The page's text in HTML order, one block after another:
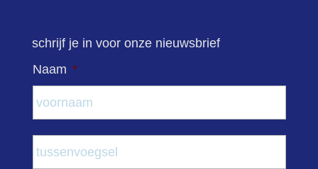
schrijf je in voor onze nieuwsbrief
Naam *